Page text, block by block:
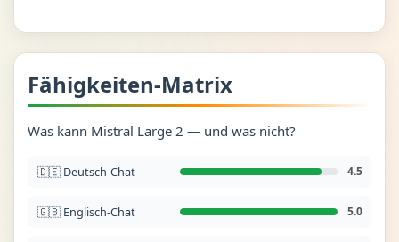
Fähigkeiten-Matrix
Was kann Mistral Large 2 — und was nicht?
🇩🇪 Deutsch-Chat 4.5
🇬🇧 Englisch-Chat 5.0